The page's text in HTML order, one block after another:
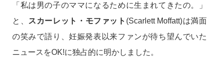
「私は男の子のママになるために生まれてきたの。」
と、
スカーレット・モファット (Scarlett Moffatt)は満面
の笑みで語り、妊娠発表以来ファンが待ち望んでいた
ニュースをOK!に独占的に明かしました。